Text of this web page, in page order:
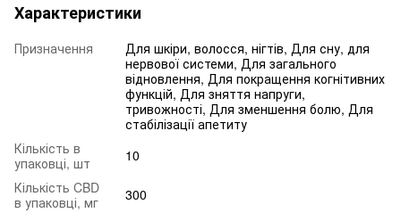
Характеристики
Призначення
Для шкіри, волосся, нігтів, Для сну, для
нервової системи, Для загального
відновлення, Для покращення когнітивних
функцій, Для зняття напруги,
тривожності, Для зменшення болю, Для
стабілізації апетиту
Кількість в
упаковці, шт
10
Кількість CBD
в упаковці, мг
300